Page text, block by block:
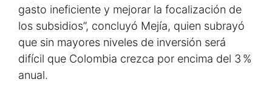
gasto ineficiente y mejorar la focalización de
los subsidios”, concluyó Mejía, quien subrayó
que sin mayores niveles de inversión será
difícil que Colombia crezca por encima del 3 %
anual.